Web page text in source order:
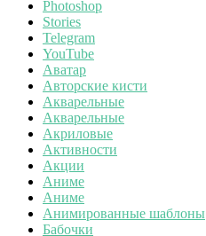
Photoshop
Stories
Telegram
YouTube
Аватар
Авторские кисти
Акварельные
Акварельные
Акриловые
Активности
Акции
Аниме
Аниме
Анимированные шаблоны
Бабочки